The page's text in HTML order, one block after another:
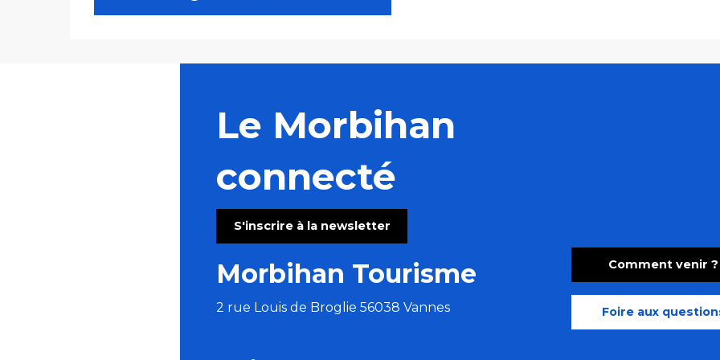
Le Morbihan
connecté
S'inscrire à la newsletter
Morbihan Tourisme
2 rue Louis de Broglie 56038 Vannes
Comment venir ?
Foire aux